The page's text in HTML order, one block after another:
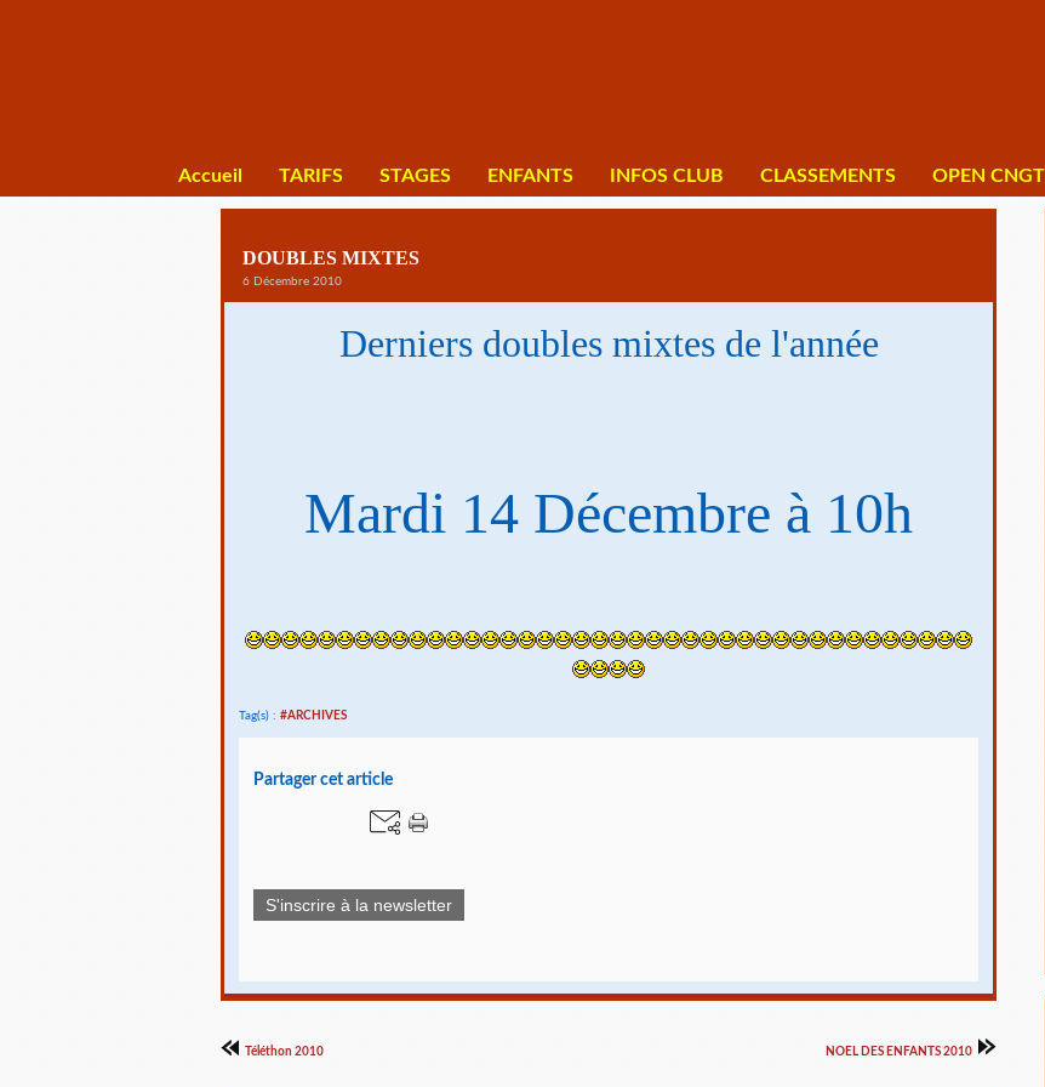
Accueil TARIFS STAGES ENFANTS INFOS CLUB CLASSEMENTS OPEN CNGT
DOUBLES MIXTES
6 Décembre 2010
Derniers doubles mixtes de l'année
Mardi 14 Décembre à 10h
Tag(s) : #ARCHIVES
Partager cet article
S'inscrire à la newsletter
Téléthon 2010 NOEL DES ENFANTS 2010
1 av